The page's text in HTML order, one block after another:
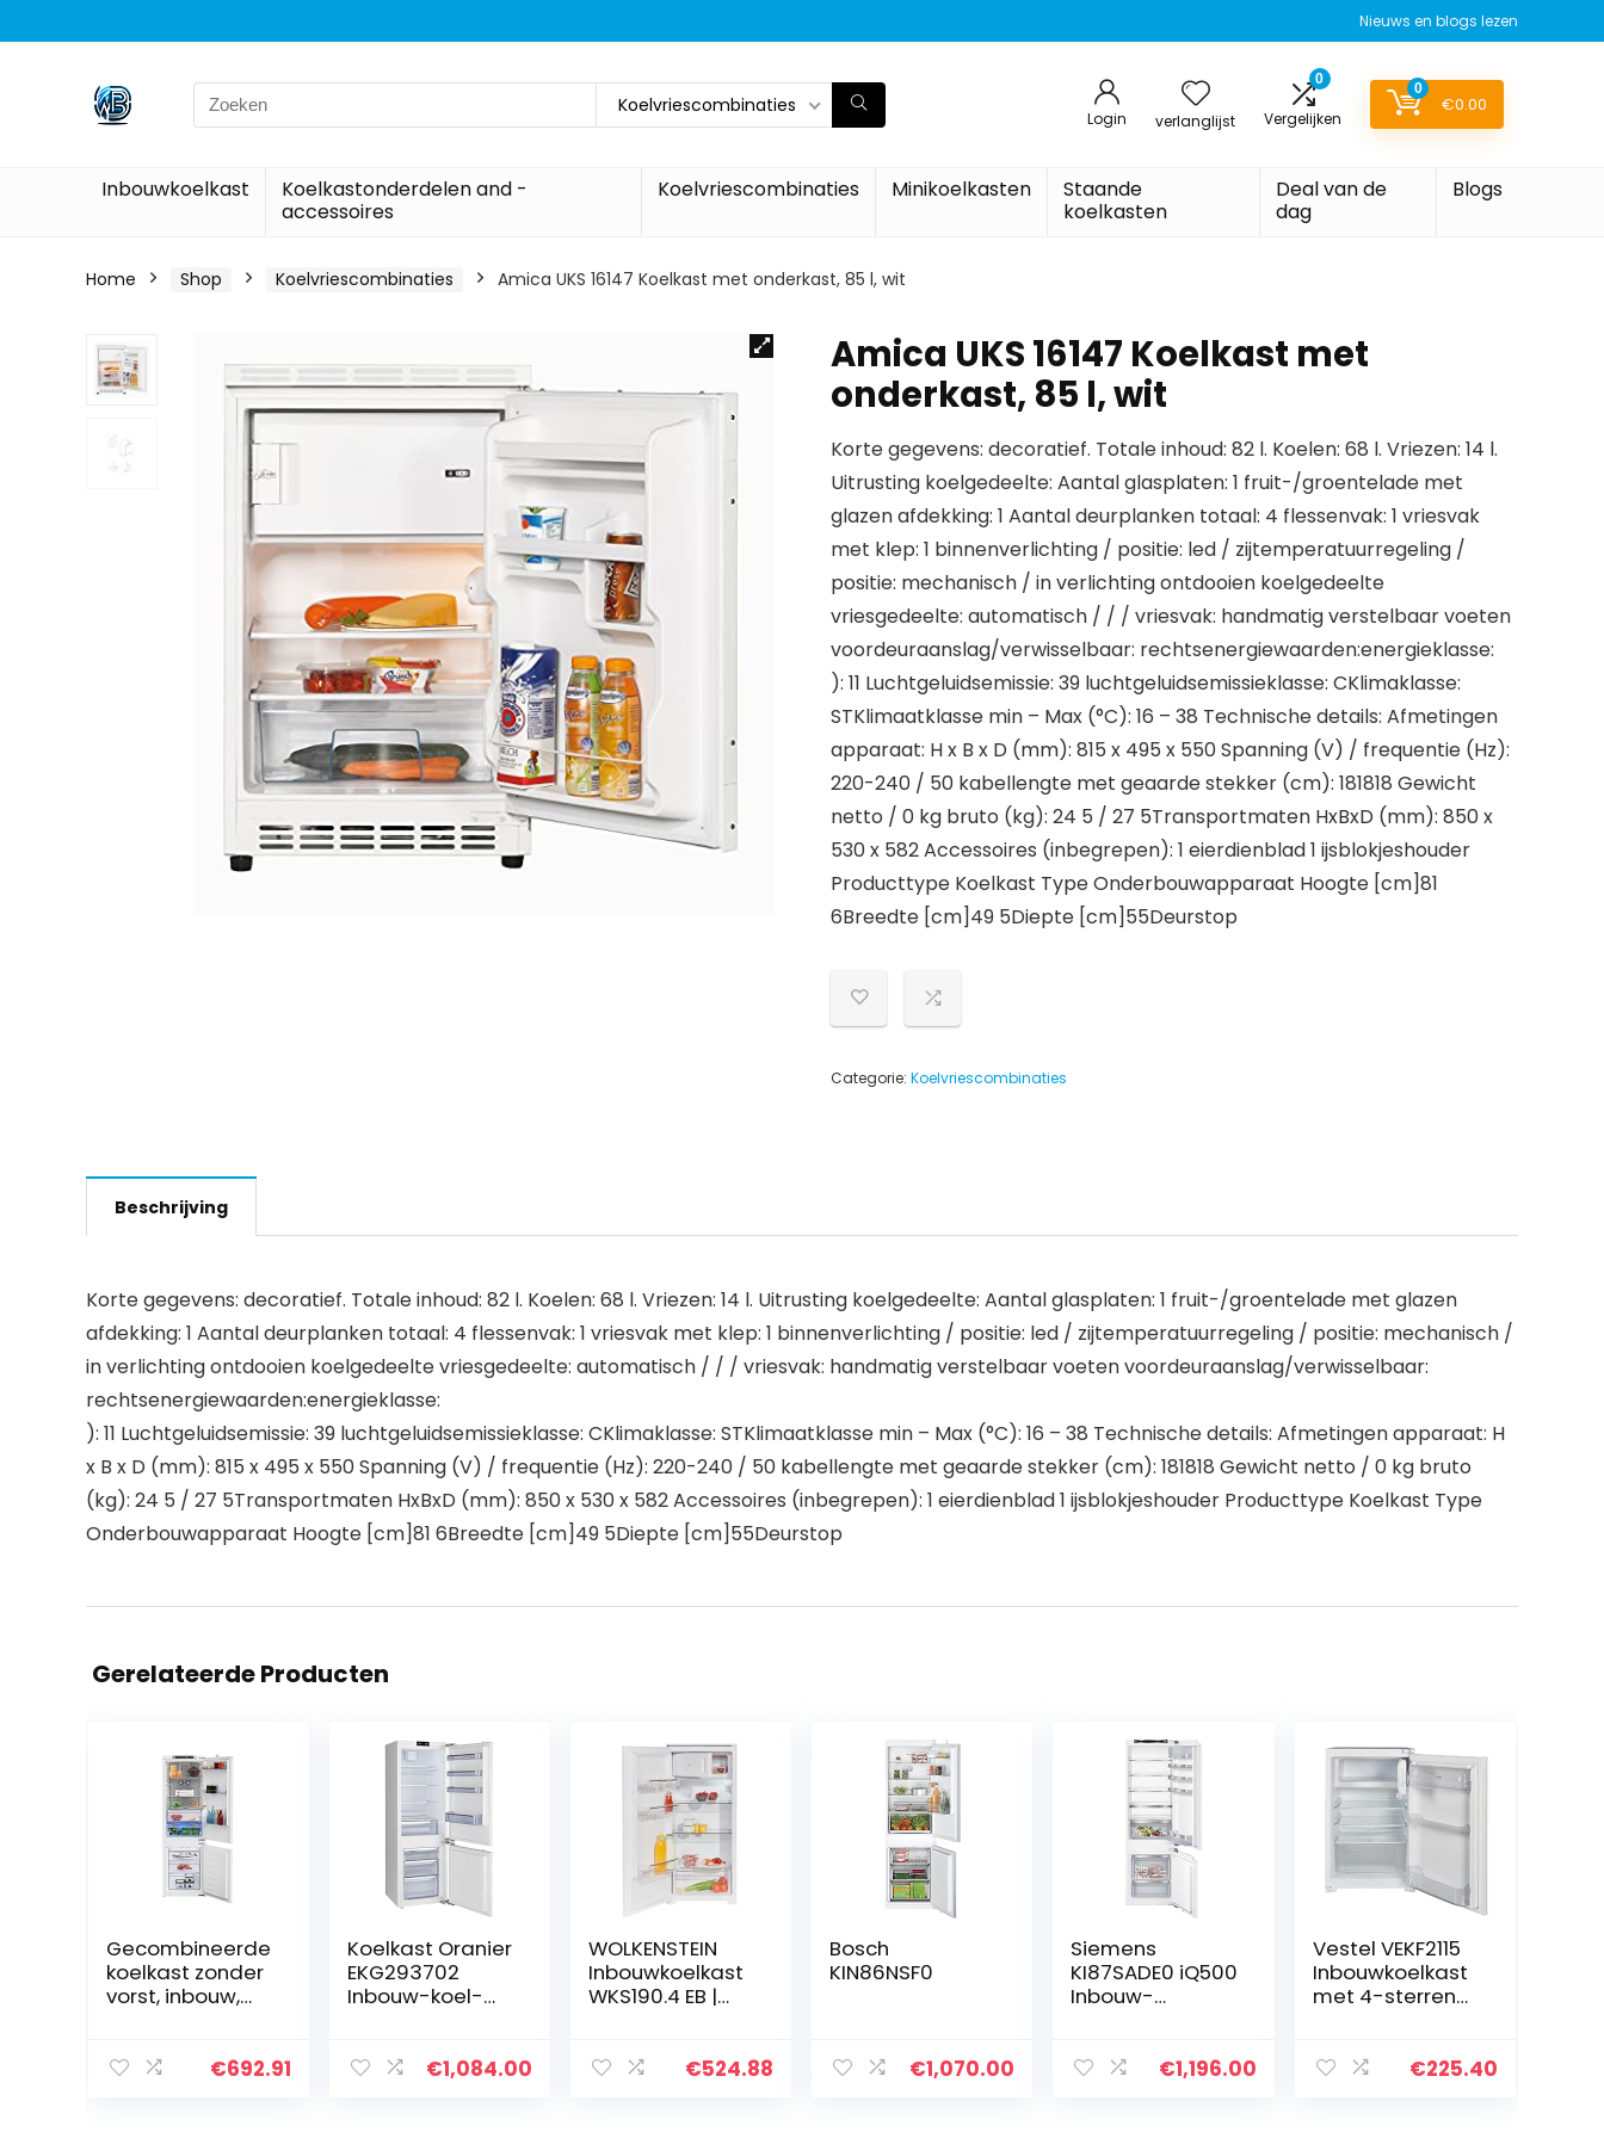
Nieuws en blogs lezen
Search
for:
Koelvriescombinaties
Login verlanglijst
0
Vergelijken
0
€0.00
Inbouwkoelkast
Koelkastonderdelen and -
accessoires
Koelvriescombinaties Minikoelkasten
Staande
koelkasten
Deal van de
dag
Blogs
Home Shop Koelvriescombinaties Amica UKS 16147 Koelkast met onderkast, 85 l, wit
Amica UKS 16147 Koelkast met
onderkast, 85 l, wit
Korte gegevens: decoratief. Totale inhoud: 82 l. Koelen: 68 l. Vriezen: 14 l.
Uitrusting koelgedeelte: Aantal glasplaten: 1 fruit-/groentelade met
glazen afdekking: 1 Aantal deurplanken totaal: 4 flessenvak: 1 vriesvak
met klep: 1 binnenverlichting / positie: led / zijtemperatuurregeling /
positie: mechanisch / in verlichting ontdooien koelgedeelte
vriesgedeelte: automatisch / / / vriesvak: handmatig verstelbaar voeten
voordeuraanslag/verwisselbaar: rechtsenergiewaarden:energieklasse:
): 11 Luchtgeluidsemissie: 39 luchtgeluidsemissieklasse: CKlimaklasse:
STKlimaatklasse min – Max (°C): 16 – 38 Technische details: Afmetingen
apparaat: H x B x D (mm): 815 x 495 x 550 Spanning (V) / frequentie (Hz):
220-240 / 50 kabellengte met geaarde stekker (cm): 181818 Gewicht
netto / 0 kg bruto (kg): 24 5 / 27 5Transportmaten HxBxD (mm): 850 x
530 x 582 Accessoires (inbegrepen): 1 eierdienblad 1 ijsblokjeshouder
Producttype Koelkast Type Onderbouwapparaat Hoogte [cm]81
6Breedte [cm]49 5Diepte [cm]55Deurstop
Categorie: Koelvriescombinaties
Beschrijving
Korte gegevens: decoratief. Totale inhoud: 82 l. Koelen: 68 l. Vriezen: 14 l. Uitrusting koelgedeelte: Aantal glasplaten: 1 fruit-/groentelade met glazen
afdekking: 1 Aantal deurplanken totaal: 4 flessenvak: 1 vriesvak met klep: 1 binnenverlichting / positie: led / zijtemperatuurregeling / positie: mechanisch /
in verlichting ontdooien koelgedeelte vriesgedeelte: automatisch / / / vriesvak: handmatig verstelbaar voeten voordeuraanslag/verwisselbaar:
rechtsenergiewaarden:energieklasse:
): 11 Luchtgeluidsemissie: 39 luchtgeluidsemissieklasse: CKlimaklasse: STKlimaatklasse min – Max (°C): 16 – 38 Technische details: Afmetingen apparaat: H
x B x D (mm): 815 x 495 x 550 Spanning (V) / frequentie (Hz): 220-240 / 50 kabellengte met geaarde stekker (cm): 181818 Gewicht netto / 0 kg bruto
(kg): 24 5 / 27 5Transportmaten HxBxD (mm): 850 x 530 x 582 Accessoires (inbegrepen): 1 eierdienblad 1 ijsblokjeshouder Producttype Koelkast Type
Onderbouwapparaat Hoogte [cm]81 6Breedte [cm]49 5Diepte [cm]55Deurstop
Gerelateerde Producten
Gecombineerde
koelkast zonder
vorst, inbouw,
€692.91
Koelkast Oranier
EKG293702
Inbouw-koel-
€1,084.00
WOLKENSTEIN
Inbouwkoelkast
WKS190.4 EB |
l Hoogte 122 cm l
€524.88
Bosch
KIN86NSF0
€1,070.00
Siemens
KI87SADE0 iQ500
Inbouw-
kWh/jaar / 272
€1,196.00
Vestel VEKF2115
Inbouwkoelkast
met 4-sterren
88) / sleepdeur
€225.40